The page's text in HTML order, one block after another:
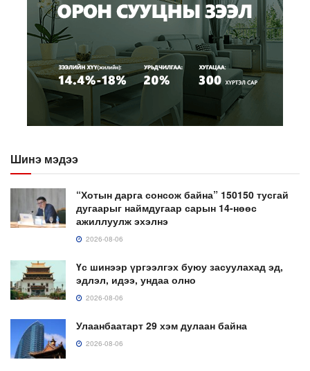
Шинэ мэдээ
“Хотын дарга сонсож байна” 150150 тусгай
дугаарыг наймдугаар сарын 14-нөөс
ажиллуулж эхэлнэ
2026-08-06
Үс шинээр үргээлгэх буюу засуулахад эд,
эдлэл, идээ, ундаа олно
2026-08-06
Улаанбаатарт 29 хэм дулаан байна
2026-08-06